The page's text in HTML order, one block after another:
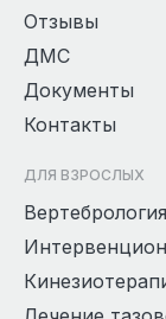
Отзывы
ДМС
Документы
Контакты
ДЛЯ ВЗРОСЛЫХ
Вертебрология